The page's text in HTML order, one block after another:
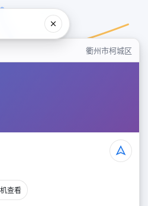
衢州市柯城区
查看